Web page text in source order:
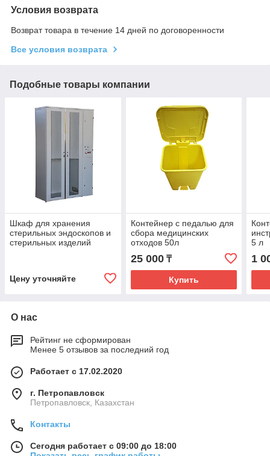
Условия возврата
Возврат товара в течение 14 дней по договоренности
Все условия возврата
Подобные товары компании
Шкаф для хранения
стерильных эндоскопов и
стерильных изделий
Цену уточняйте
Контейнер с педалью для
сбора медицинских
отходов 50л
25 000₸
Купить
5 л
1
О нас
Рейтинг не сформирован
Менее 5 отзывов за последний год
Работает с 17.02.2020
г. Петропавловск
Петропавловск, Казахстан
Контакты
Сегодня работает с 09:00 до 18:00